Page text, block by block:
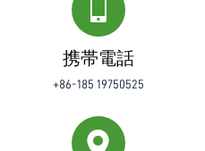
携帯電話
+86-185 19750525